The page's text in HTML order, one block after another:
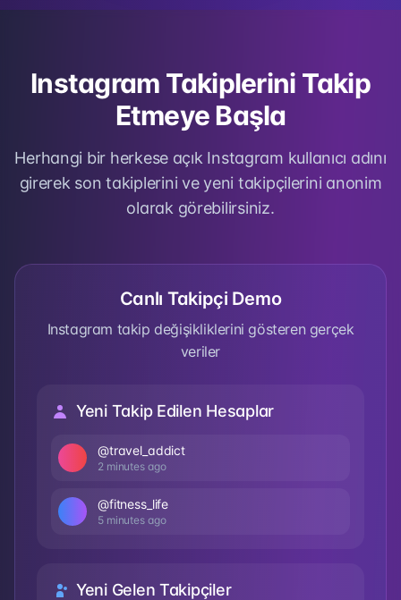
Instagram Takiplerini Takip
Etmeye Başla
Herhangi bir herkese açık Instagram kullanıcı adını
girerek son takiplerini ve yeni takipçilerini anonim
olarak görebilirsiniz.
Canlı Takipçi Demo
Instagram takip değişikliklerini gösteren gerçek
veriler
Yeni Takip Edilen Hesaplar
@travel_addict
2 minutes ago
@fitness_life
5 minutes ago
Yeni Gelen Takipçiler